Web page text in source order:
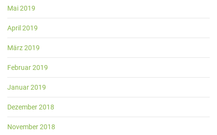
Mai 2019
April 2019
März 2019
Februar 2019
Januar 2019
Dezember 2018
November 2018